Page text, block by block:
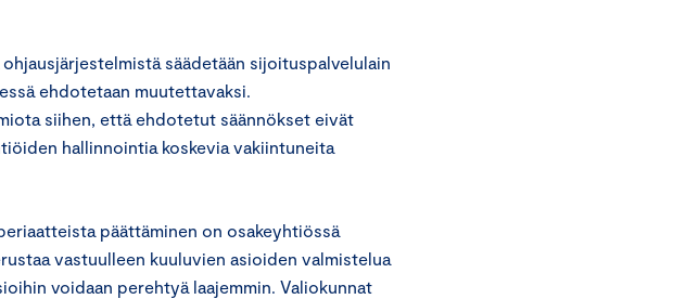
säädetään sijoituspalvelulain
ehdotetaan muutettavaksi.
siihen, että ehdotetut säännökset eivät
hallinnointia koskevia vakiintuneita
päättäminen on osakeyhtiössä
vastuulleen kuuluvien asioiden valmistelua
voidaan perehtyä laajemmin. Valiokunnat